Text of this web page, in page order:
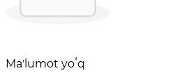
Maʼlumot yoʻq